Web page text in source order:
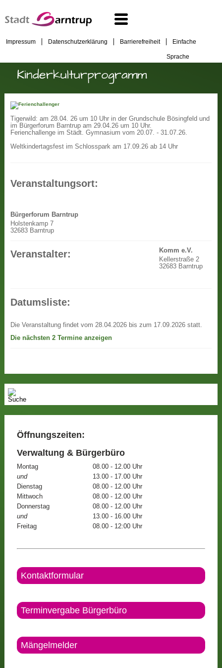
Impressum Datenschutzerklärung Barrierefreiheit Einfache
Sprache
Kinderkulturprogramm
Tigerwild: am 28.04. 26 um 10 Uhr in der Grundschule Bösingfeld und
im Bürgerforum Barntrup am 29.04.26 um 10 Uhr.
Ferienchallenge im Städt. Gymnasium vom 20.07. - 31.07.26.
Weltkindertagsfest im Schlosspark am 17.09.26 ab 14 Uhr
Veranstaltungsort:
Bürgerforum Barntrup
Holstenkamp 7
32683 Barntrup
Veranstalter:
Komm e.V.
Kellerstraße 2
32683 Barntrup
Datumsliste:
Die Veranstaltung findet vom 28.04.2026 bis zum 17.09.2026 statt.
Die nächsten 2 Termine anzeigen
Öffnungszeiten:
Verwaltung & Bürgerbüro
Montag
08.00 - 12.00 Uhr
und
13.00 - 17.00 Uhr
Dienstag
08.00 - 12.00 Uhr
Mittwoch
08.00 - 12.00 Uhr
Donnerstag
08.00 - 12.00 Uhr
und
13.00 - 16.00 Uhr
Freitag
08.00 - 12:00 Uhr
Kontaktformular
Terminvergabe Bürgerbüro
Mängelmelder